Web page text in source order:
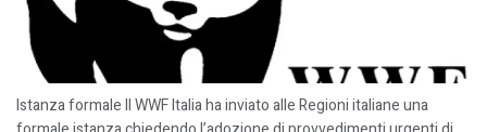
Istanza formale Il WWF Italia ha inviato alle Regioni italiane una